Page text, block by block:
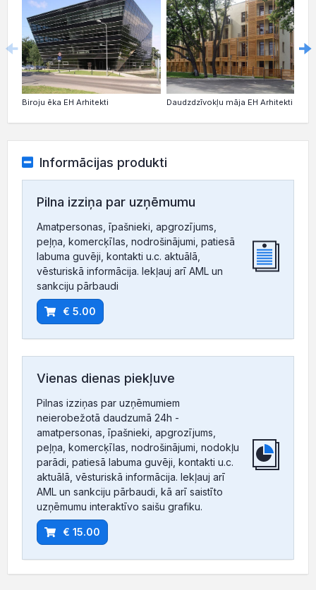
Biroju ēka EH Arhitekti Daudzdzīvokļu māja EH Arhitekti
Informācijas produkti
Pilna izziņa par uzņēmumu
Amatpersonas, īpašnieki, apgrozījums,
peļņa, komercķīlas, nodrošinājumi, patiesā
labuma guvēji, kontakti u.c. aktuālā,
vēsturiskā informācija. Iekļauj arī AML un
sankciju pārbaudi
€ 5.00
Vienas dienas piekļuve
Pilnas izziņas par uzņēmumiem
neierobežotā daudzumā 24h -
amatpersonas, īpašnieki, apgrozījums,
peļņa, komercķīlas, nodrošinājumi, nodokļu
parādi, patiesā labuma guvēji, kontakti u.c.
aktuālā, vēsturiskā informācija. Iekļauj arī
AML un sankciju pārbaudi, kā arī saistīto
uzņēmumu interaktīvo saišu grafiku.
€ 15.00